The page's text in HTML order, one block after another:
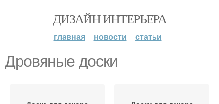
ДИЗАЙН ИНТЕРЬЕРА
главная новости статьи
Дровяные доски